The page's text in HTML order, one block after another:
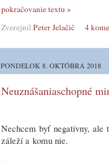
pokračovanie textu »
Zverejnil Peter Jelačič 4
PONDELOK 8. OKTÓBRA 2018
Neuznášaniaschopné
Nechcem byť negatívny, ale
záleží a komu nie.